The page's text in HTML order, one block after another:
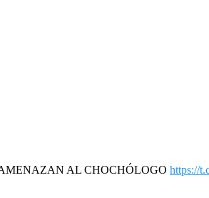
AL CHOCHÓLOGO https://